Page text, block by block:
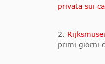
privata sui
2.
primi giorni